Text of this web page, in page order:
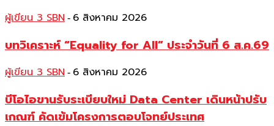
ผู้เขียน 3 SBN - 6 สิงหาคม 2026
บทวิเคราะห์ “Equality for All” ประจำวันที่ 6 ส.ค.69
ผู้เขียน 3 SBN - 6 สิงหาคม 2026
บีโอไอขานรับระเบียบใหม่ Data Center เดินหน้าปรับ
เกณฑ์ คัดเข้มโครงการตอบโจทย์ประเทศ